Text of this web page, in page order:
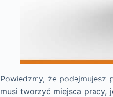
Powiedzmy, że podejmujesz
musi tworzyć miejsca pracy,